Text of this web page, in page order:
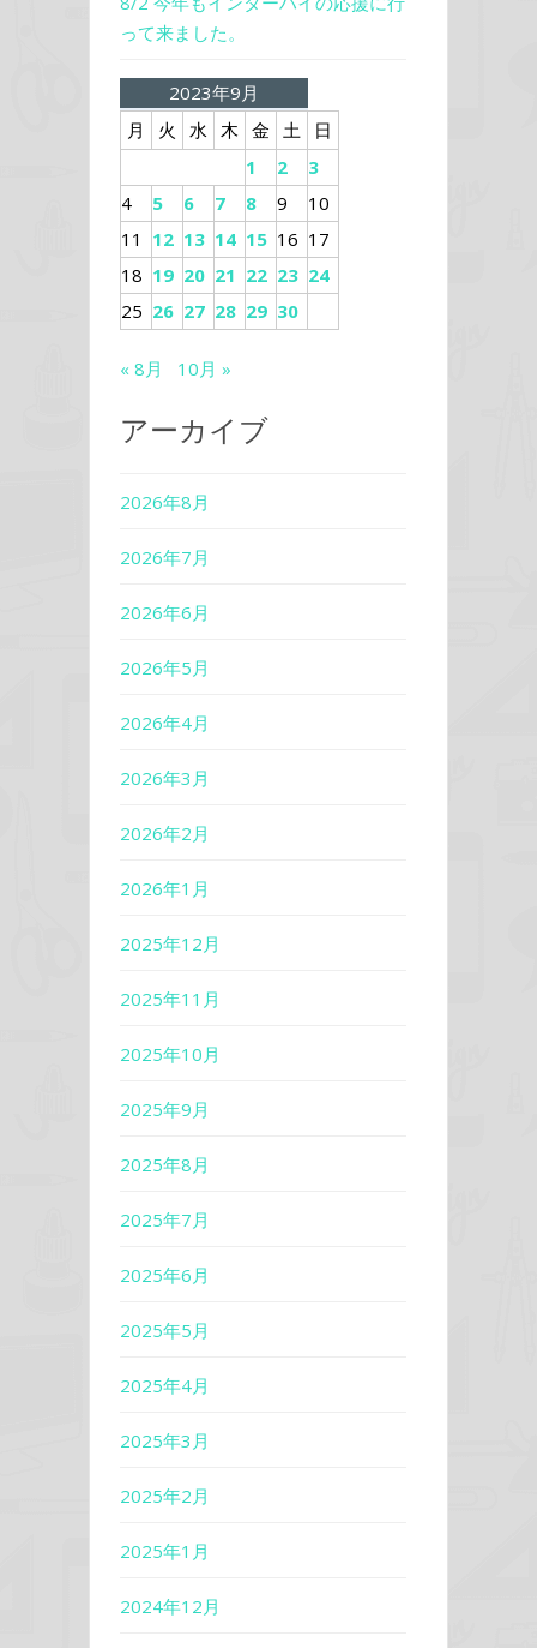
って来ました。
2023年9月
月
火 水 木 金 土
日
1
2
3
4
5 6 7 8 9
10
11
12 13 14 15 16 17
18 19 20 21 22 23 24
25 26 27 28 29 30
« 8月 10月 »
アーカイブ
2026年8月
2026年7月
2026年6月
2026年5月
2026年4月
2026年3月
2026年2月
2026年1月
2025年12月
2025年11月
2025年10月
2025年9月
2025年8月
2025年7月
2025年6月
2025年5月
2025年4月
2025年3月
2025年2月
2025年1月
2024年12月